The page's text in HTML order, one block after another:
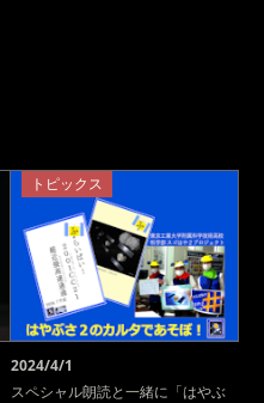
トピックス
2024/4/1
スペシャル朗読と一緒に「はやぶ